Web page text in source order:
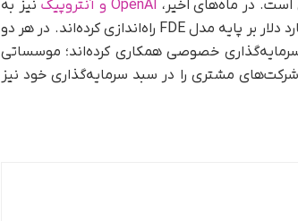
OpenAI و آنتروپیک
نیز به‌
ترتیب سرمایه‌گذاری‌های مشترکی با ارزش ۴ میلیارد دلار و ۱٫۵ میلیارد دلار بر پایه مدل FDE راه‌اندازی کرده‌اند. در هر دو
خصوصی همکاری کرده‌اند؛ موسساتی
مشتری را در سبد سرمایه‌گذاری خود نیز